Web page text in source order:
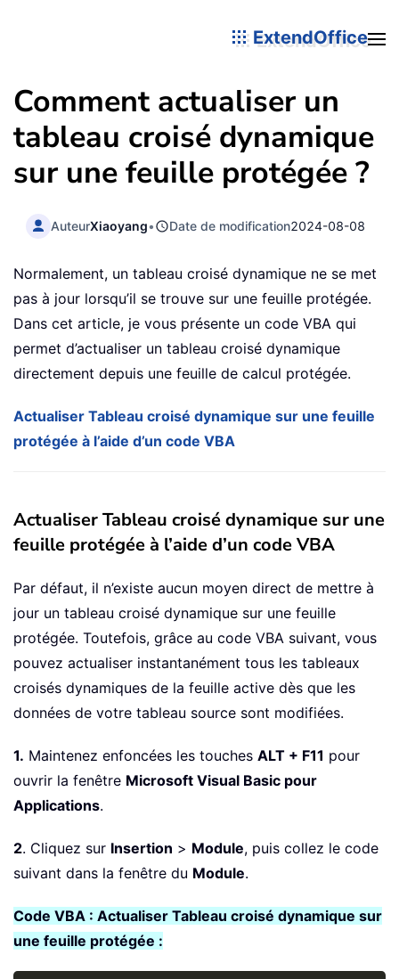
ExtendOffice
Comment actualiser un
tableau croisé dynamique
sur une feuille protégée ?
AuteurXiaoyang• Date de modification2024-08-08
Normalement, un tableau croisé dynamique ne se met
pas à jour lorsqu’il se trouve sur une feuille protégée.
Dans cet article, je vous présente un code VBA qui
permet d’actualiser un tableau croisé dynamique
directement depuis une feuille de calcul protégée.
Actualiser Tableau croisé dynamique sur une feuille
protégée à l’aide d’un code VBA
Actualiser Tableau croisé dynamique sur une
feuille protégée à l’aide d’un code VBA
Par défaut, il n’existe aucun moyen direct de mettre à
jour un tableau croisé dynamique sur une feuille
protégée. Toutefois, grâce au code VBA suivant, vous
pouvez actualiser instantanément tous les tableaux
croisés dynamiques de la feuille active dès que les
données de votre tableau source sont modifiées.
1. Maintenez enfoncées les touches ALT + F11 pour
ouvrir la fenêtre Microsoft Visual Basic pour
Applications.
2. Cliquez sur Insertion > Module, puis collez le code
suivant dans la fenêtre du Module.
Code VBA : Actualiser Tableau croisé dynamique sur
une feuille protégée :